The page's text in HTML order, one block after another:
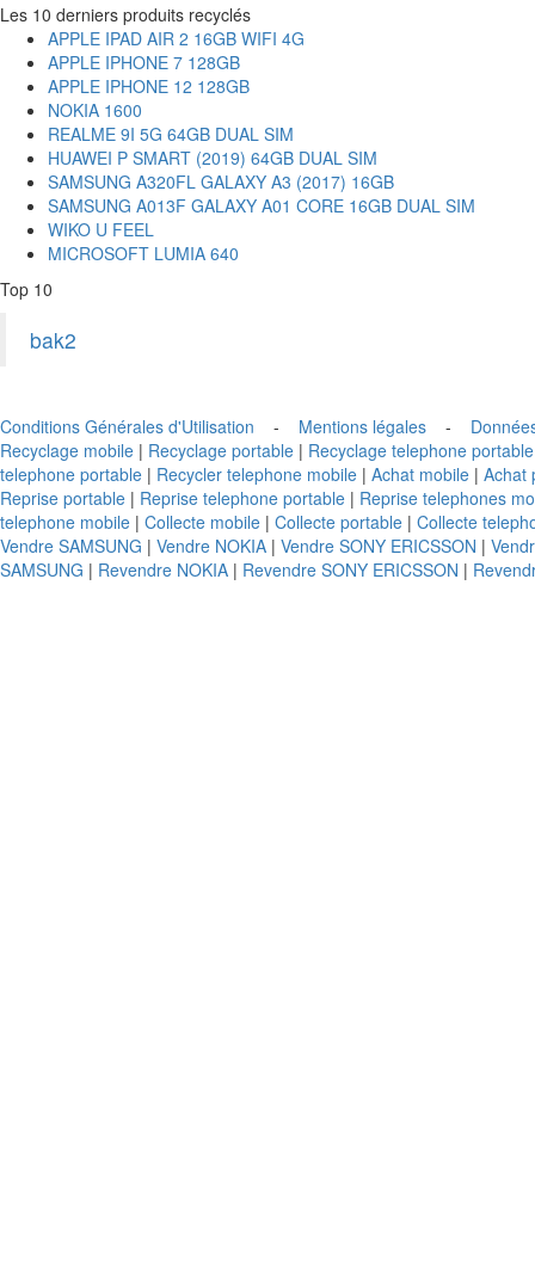
Les 10 derniers produits recyclés
APPLE IPAD AIR 2 16GB WIFI 4G
APPLE IPHONE 7 128GB
APPLE IPHONE 12 128GB
NOKIA 1600
REALME 9I 5G 64GB DUAL SIM
HUAWEI P SMART (2019) 64GB DUAL SIM
SAMSUNG A320FL GALAXY A3 (2017) 16GB
SAMSUNG A013F GALAXY A01 CORE 16GB DUAL SIM
WIKO U FEEL
MICROSOFT LUMIA 640
Top 10
bak2
Conditions Générales d'Utilisation - Mentions légales -
Recyclage mobile | Recyclage portable | Recyclage telephone portable
telephone portable | Recycler telephone mobile | Achat mobile | Achat
Reprise portable | Reprise telephone portable | Reprise telephones
telephone mobile | Collecte mobile | Collecte portable | Collecte
Vendre SAMSUNG | Vendre NOKIA | Vendre SONY ERICSSON |
SAMSUNG | Revendre NOKIA | Revendre SONY ERICSSON |